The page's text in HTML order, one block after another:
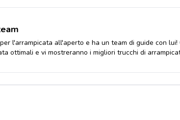
l'arrampicata all'aperto e ha un team di guide con
ottimali e vi mostreranno i migliori trucchi di